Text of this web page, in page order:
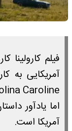
فیلم کارولینا
اما یادآور
آمریکا است.